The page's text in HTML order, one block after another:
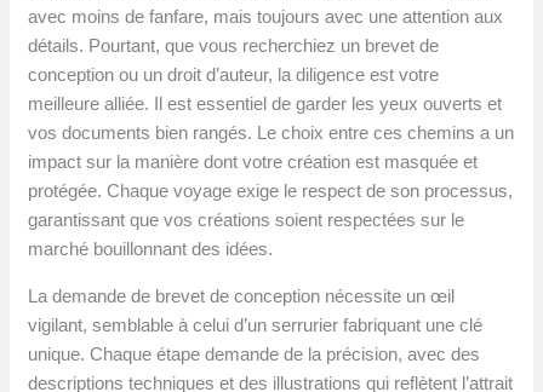
avec moins de fanfare, mais toujours avec une attention aux
détails. Pourtant, que vous recherchiez un brevet de
conception ou un droit d’auteur, la diligence est votre
meilleure alliée. Il est essentiel de garder les yeux ouverts et
vos documents bien rangés. Le choix entre ces chemins a un
impact sur la manière dont votre création est masquée et
protégée. Chaque voyage exige le respect de son processus,
garantissant que vos créations soient respectées sur le
marché bouillonnant des idées.
La demande de brevet de conception nécessite un œil
vigilant, semblable à celui d’un serrurier fabriquant une clé
unique. Chaque étape demande de la précision, avec des
descriptions techniques et des illustrations qui reflètent l’attrait